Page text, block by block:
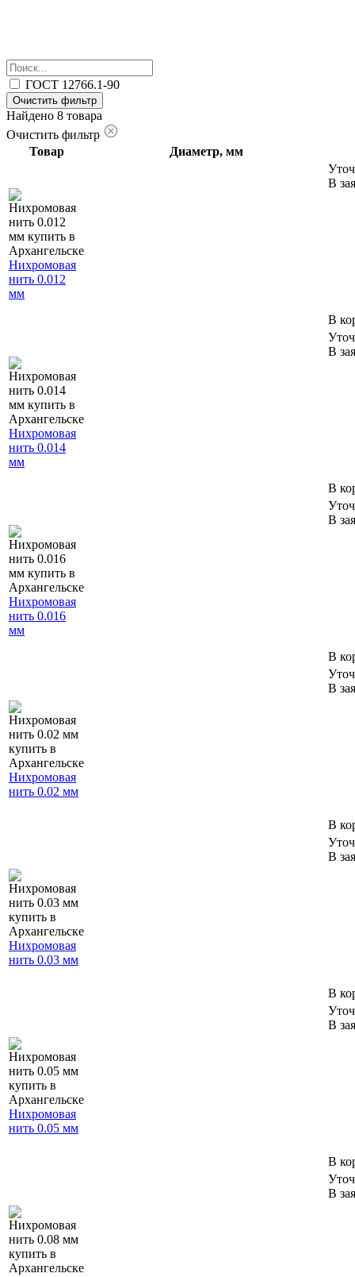
ГОСТ 12766.1-90
Очистить фильтр
Найдено 8 товара
Очистить фильтр
Товар
Диаметр, мм
Нихромовая
нить 0.012
мм
В
В
Нихромовая
нить 0.014
мм
В
В
Нихромовая
нить 0.016
мм
В
В
Нихромовая
нить 0.02 мм
В
В
Нихромовая
нить 0.03 мм
В
В
Нихромовая
нить 0.05 мм
В
В
В